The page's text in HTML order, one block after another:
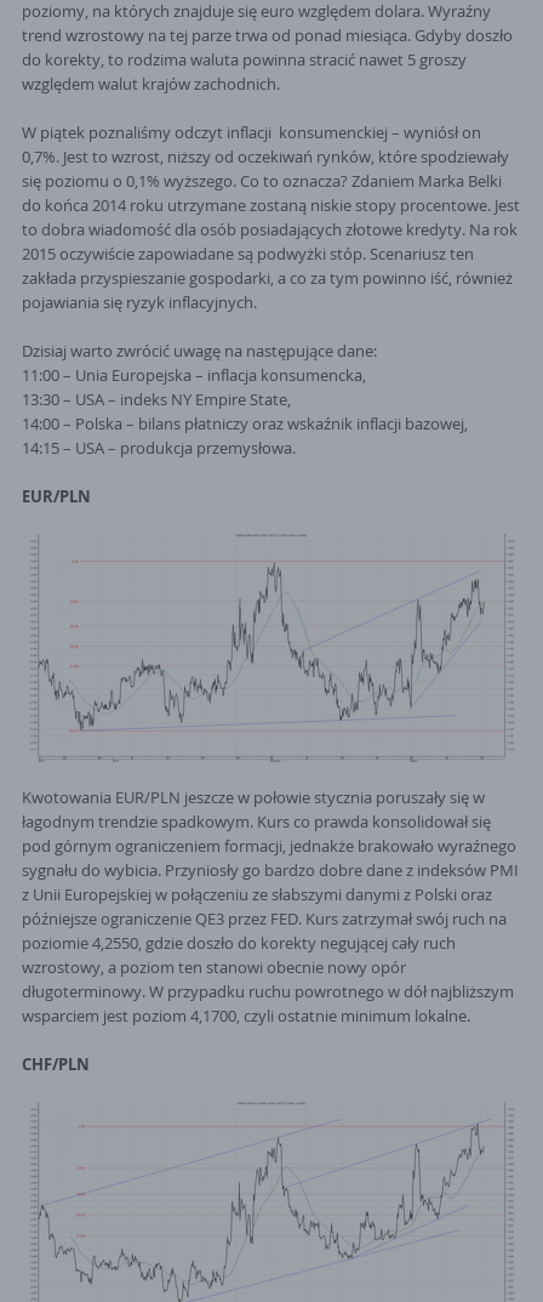
poziomy, na których znajduje się euro względem dolara. Wyraźny
trend wzrostowy na tej parze trwa od ponad miesiąca. Gdyby doszło
do korekty, to rodzima waluta powinna stracić nawet 5 groszy
względem walut krajów zachodnich.
W piątek poznaliśmy odczyt inflacji konsumenckiej – wyniósł on
0,7%. Jest to wzrost, niższy od oczekiwań rynków, które spodziewały
się poziomu o 0,1% wyższego. Co to oznacza? Zdaniem Marka Belki
do końca 2014 roku utrzymane zostaną niskie stopy procentowe. Jest
to dobra wiadomość dla osób posiadających złotowe kredyty. Na rok
2015 oczywiście zapowiadane są podwyżki stóp. Scenariusz ten
zakłada przyspieszanie gospodarki, a co za tym powinno iść, również
pojawiania się ryzyk inflacyjnych.
Dzisiaj warto zwrócić uwagę na następujące dane:
11:00 – Unia Europejska – inflacja konsumencka,
13:30 – USA – indeks NY Empire State,
14:00 – Polska – bilans płatniczy oraz wskaźnik inflacji bazowej,
14:15 – USA – produkcja przemysłowa.
EUR/PLN
Kwotowania EUR/PLN jeszcze w połowie stycznia poruszały się w
łagodnym trendzie spadkowym. Kurs co prawda konsolidował się
pod górnym ograniczeniem formacji, jednakże brakowało wyraźnego
sygnału do wybicia. Przyniosły go bardzo dobre dane z indeksów PMI
z Unii Europejskiej w połączeniu ze słabszymi danymi z Polski oraz
późniejsze ograniczenie QE3 przez FED. Kurs zatrzymał swój ruch na
poziomie 4,2550, gdzie doszło do korekty negującej cały ruch
wzrostowy, a poziom ten stanowi obecnie nowy opór
długoterminowy. W przypadku ruchu powrotnego w dół najbliższym
wsparciem jest poziom 4,1700, czyli ostatnie minimum lokalne.
CHF/PLN